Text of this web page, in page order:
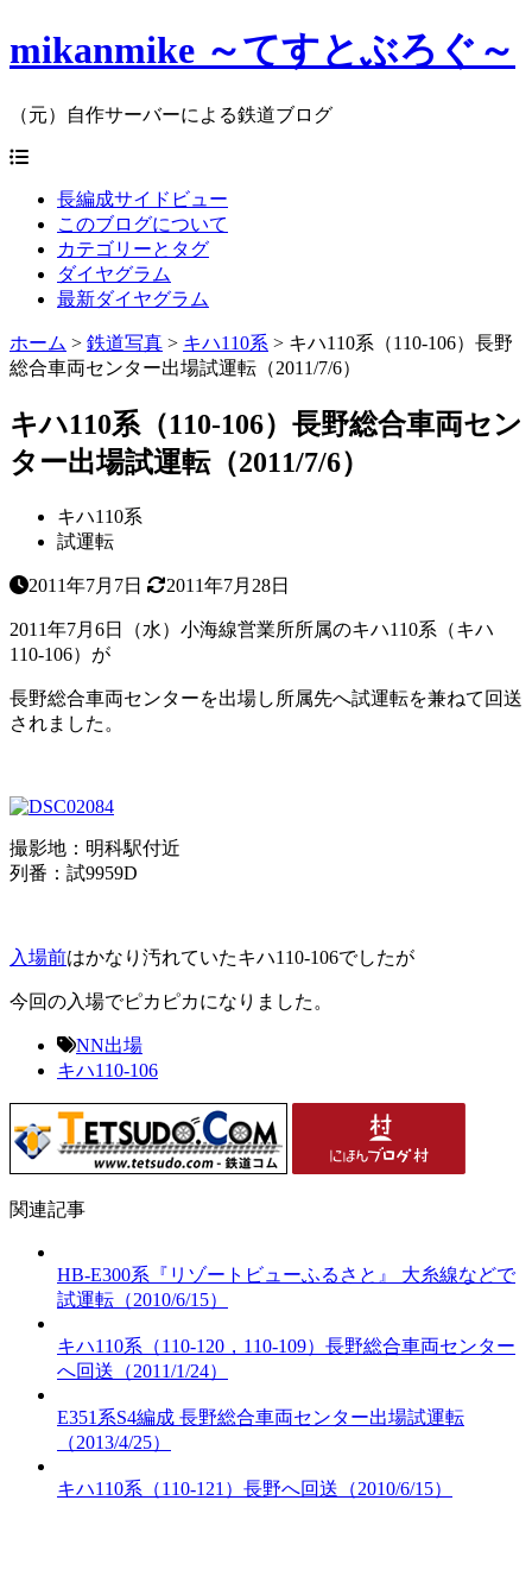
mikanmike ～てすとぶろぐ～
（元）自作サーバーによる鉄道ブログ
長編成サイドビュー
このブログについて
カテゴリーとタグ
ダイヤグラム
最新ダイヤグラム
ホーム > 鉄道写真 > キハ110系 > キハ110系（110-106）長野
総合車両センター出場試運転（2011/7/6）
キハ110系（110-106）長野総合車両セン
ター出場試運転（2011/7/6）
キハ110系
試運転
2011年7月7日 2011年7月28日
2011年7月6日（水）小海線営業所所属のキハ110系（キハ
110-106）が
長野総合車両センターを出場し所属先へ試運転を兼ねて回送
されました。
撮影地：明科駅付近
列番：試9959D
入場前はかなり汚れていたキハ110-106でしたが
今回の入場でピカピカになりました。
NN出場
キハ110-106
関連記事
HB-E300系『リゾートビューふるさと』 大糸線などで
試運転（2010/6/15）
キハ110系（110-120，110-109）長野総合車両センター
へ回送（2011/1/24）
E351系S4編成 長野総合車両センター出場試運転
（2013/4/25）
キハ110系（110-121）長野へ回送（2010/6/15）